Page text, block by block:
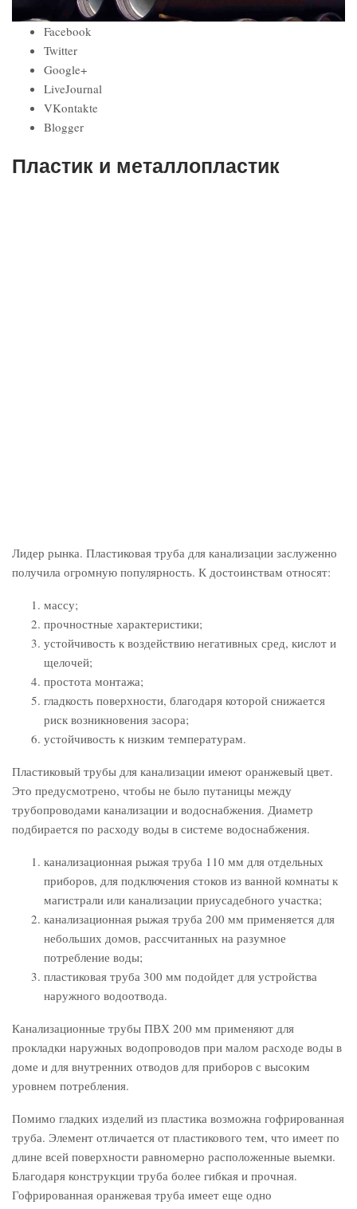
Facebook
Twitter
Google+
LiveJournal
VKontakte
Blogger
Пластик и металлопластик
Лидер рынка. Пластиковая труба для канализации заслуженно
получила огромную популярность. К достоинствам относят:
массу;
прочностные характеристики;
устойчивость к воздействию негативных сред, кислот и
щелочей;
простота монтажа;
гладкость поверхности, благодаря которой снижается
риск возникновения засора;
устойчивость к низким температурам.
Пластиковый трубы для канализации имеют оранжевый цвет.
Это предусмотрено, чтобы не было путаницы между
трубопроводами канализации и водоснабжения. Диаметр
подбирается по расходу воды в системе водоснабжения.
канализационная рыжая труба 110 мм для отдельных
приборов, для подключения стоков из ванной комнаты к
магистрали или канализации приусадебного участка;
канализационная рыжая труба 200 мм применяется для
небольших домов, рассчитанных на разумное
потребление воды;
пластиковая труба 300 мм подойдет для устройства
наружного водоотвода.
Канализационные трубы ПВХ 200 мм применяют для
прокладки наружных водопроводов при малом расходе воды в
доме и для внутренних отводов для приборов с высоким
уровнем потребления.
Помимо гладких изделий из пластика возможна гофрированная
труба. Элемент отличается от пластикового тем, что имеет по
длине всей поверхности равномерно расположенные выемки.
Благодаря конструкции труба более гибкая и прочная.
Гофрированная оранжевая труба имеет еще одно